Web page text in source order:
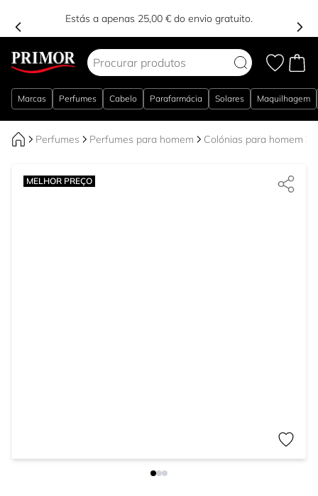
Estás a apenas 25,00 € do envio gratuito.
Marcas Perfumes Cabelo Parafarmácia Solares Maquilhagem
Perfumes Perfumes para homem Colónias para homem
MELHOR PREÇO